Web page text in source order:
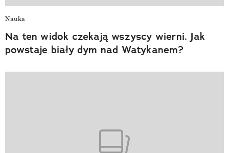
Nauka
Na ten widok czekają wszyscy wierni. Jak
powstaje biały dym nad Watykanem?